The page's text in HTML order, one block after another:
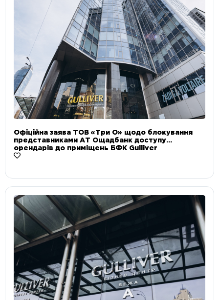
Офіційна заява ТОВ «Три О» щодо блокування
представниками АТ Ощадбанк доступу
орендарів до приміщень БФК Gulliver